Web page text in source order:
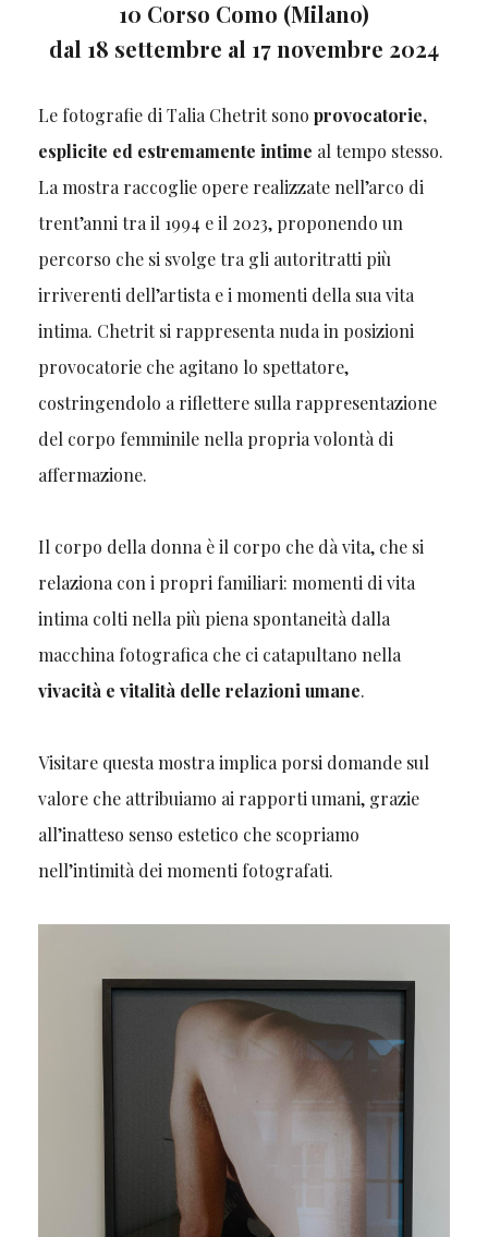
10 Corso Como (Milano)
dal 18 settembre al 17 novembre 2024
Le fotografie di Talia Chetrit sono provocatorie,
esplicite ed estremamente intime al tempo stesso.
La mostra raccoglie opere realizzate nell’arco di
trent’anni tra il 1994 e il 2023, proponendo un
percorso che si svolge tra gli autoritratti più
irriverenti dell’artista e i momenti della sua vita
intima. Chetrit si rappresenta nuda in posizioni
provocatorie che agitano lo spettatore,
costringendolo a riflettere sulla rappresentazione
del corpo femminile nella propria volontà di
affermazione.
Il corpo della donna è il corpo che dà vita, che si
relaziona con i propri familiari: momenti di vita
intima colti nella più piena spontaneità dalla
macchina fotografica che ci catapultano nella
vivacità e vitalità delle relazioni umane.
Visitare questa mostra implica porsi domande sul
valore che attribuiamo ai rapporti umani, grazie
all’inatteso senso estetico che scopriamo
nell’intimità dei momenti fotografati.